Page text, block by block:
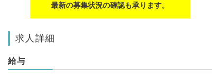
最新の募集状況の確認も承ります。
求人詳細
給与